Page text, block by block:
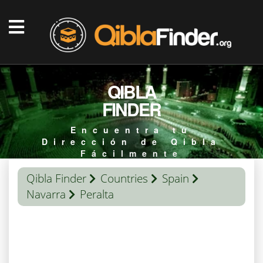
QIBLA
FINDER
Encuentra tu
Dirección de Qibla
Fácilmente
Qibla Finder Countries
Spain
Navarra
Peralta